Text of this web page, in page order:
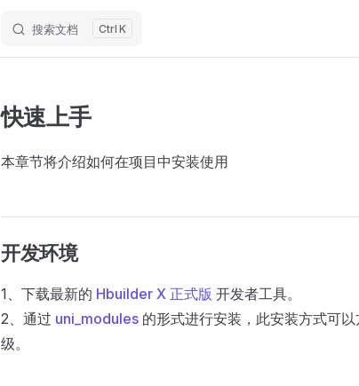
搜索文档 K
快速上手
本章节将介绍如何在项目中安装使用
开发环境
1、下载最新的 Hbuilder X 正式版 开发者工具。
2、通过 uni_modules 的形式进行安装，此安装方式可
级。